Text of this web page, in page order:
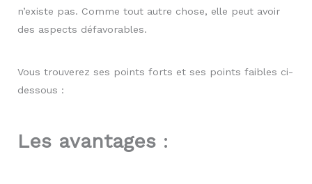
n’existe pas. Comme tout autre chose, elle peut avoir
des aspects défavorables.
Vous trouverez ses points forts et ses points faibles ci-
dessous :
Les avantages :